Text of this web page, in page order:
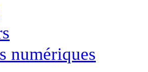
numériques